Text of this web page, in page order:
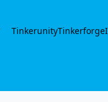
TinkerunityTinkerforge